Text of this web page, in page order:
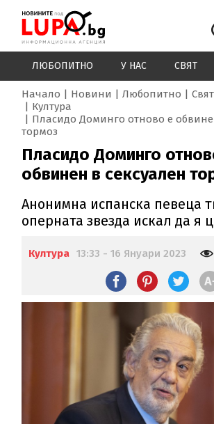
ЛЮБОПИТНО У НАС СВЯТ
Начало Новини Любопитно Свят
Култура
Пласидо Доминго отново е
тормоз
Пласидо Доминго
обвинен в сексуален
Анонимна испанска певеца
оперната звезда искал да я
Култура 13:33 - 16 Януари 2023